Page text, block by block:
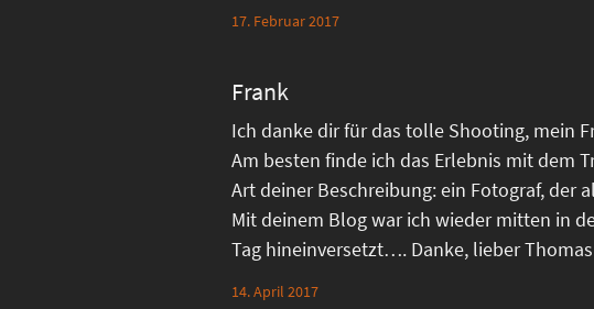
17. Februar 2017
Frank
Ich danke dir für das tolle Shooting, mein
Am besten finde ich das Erlebnis mit dem
Art deiner Beschreibung: ein Fotograf, der
Mit deinem Blog war ich wieder mitten in
Tag hineinversetzt…. Danke, lieber
14. April 2017